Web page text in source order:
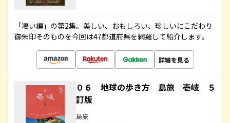
「凄い編」の第2集。美しい、おもしろい、珍しいにこだわり
御朱印そのものを今回は47都道府県を網羅して紹介します。
詳細を見る
０６ 地球の歩き方 島旅 壱岐 ５
訂版
島旅